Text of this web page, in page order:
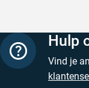
Hulp
Vind je